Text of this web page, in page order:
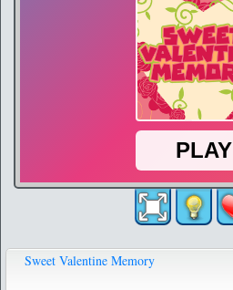
Sweet Valentine Memory